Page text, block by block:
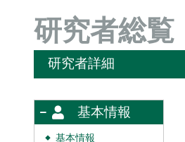
研究者総覧
研究者詳細
基本情報
◆ 基本情報